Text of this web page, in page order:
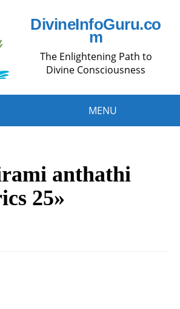
DivineInfoGuru.co
m
The Enlightening Path to
Divine Consciousness
MENU
anthathi
25»